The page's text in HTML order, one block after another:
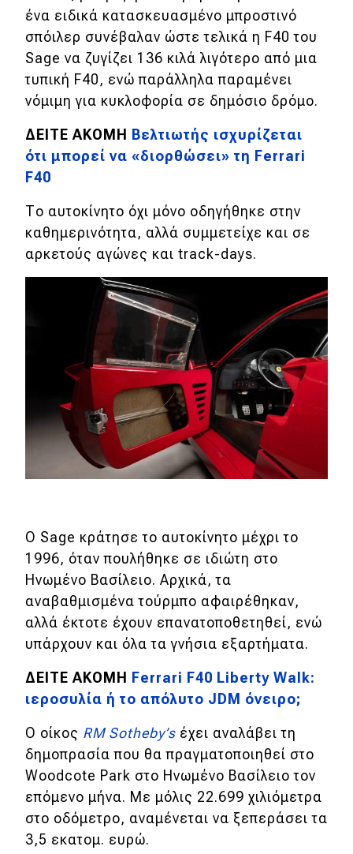
eDRIVE
DRIVE USED
ένα ειδικά κατασκευασμένο μπροστινό
σπόιλερ συνέβαλαν ώστε τελικά η F40 του
Sage να ζυγίζει 136 κιλά λιγότερο από μια
τυπική F40, ενώ παράλληλα παραμένει
νόμιμη για κυκλοφορία σε δημόσιο δρόμο.
ΔΕΙΤΕ ΑΚΟΜΗ Βελτιωτής ισχυρίζεται
ότι μπορεί να «διορθώσει» τη Ferrari
F40
Το αυτοκίνητο όχι μόνο οδηγήθηκε στην
καθημερινότητα, αλλά συμμετείχε και σε
αρκετούς αγώνες και track-days.
Ο Sage κράτησε το αυτοκίνητο μέχρι το
1996, όταν πουλήθηκε σε ιδιώτη στο
Ηνωμένο Βασίλειο. Αρχικά, τα
αναβαθμισμένα τούρμπο αφαιρέθηκαν,
αλλά έκτοτε έχουν επανατοποθετηθεί, ενώ
υπάρχουν και όλα τα γνήσια εξαρτήματα.
ΔΕΙΤΕ ΑΚΟΜΗ
Ferrari F40 Liberty Walk:
ιεροσυλία ή το απόλυτο JDM όνειρο;
Ο οίκος RM Sotheby’s έχει αναλάβει τη
δημοπρασία που θα πραγματοποιηθεί στο
Woodcote Park στο Ηνωμένο Βασίλειο τον
επόμενο μήνα. Με μόλις 22.699 χιλιόμετρα
στο οδόμετρο, αναμένεται να ξεπεράσει τα
3,5 εκατομ. ευρώ.